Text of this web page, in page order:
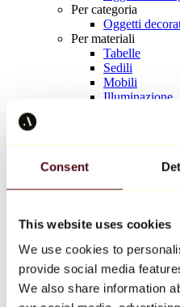
Consent
This website uses cookies
We use cookies to
provide social media
We also share information
Per categoria
Oggetti
Per materiali
Tabelle
Sedili
Mobili
Illuminazione
Keith Haring
Tutti i designer
Opera della settimana